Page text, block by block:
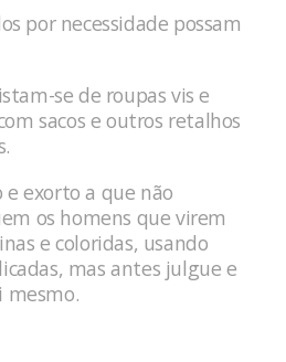
por necessidade possam
se de roupas vis e
sacos e outros retalhos
exorto a que não
os homens que virem
e coloridas, usando
mas antes julgue e
mesmo.